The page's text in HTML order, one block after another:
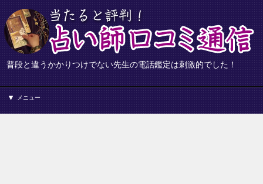
普段と違うかかりつけでない先生の電話鑑定は刺激的でした！
メニュー